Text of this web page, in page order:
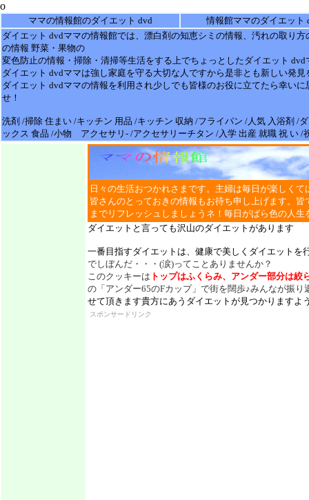
o
ママの情報館のダイエット dvd
情報館ママのダイエット
ダイエット dvdママの情報館では、漂白剤の知恵シミの情報、汚れの取り方
の情報 野菜・果物の
変色防止の情報 ・掃除・清掃等生活をする上でちょっとしたダイエット dvd
ダイエット dvdママは強し家庭を守る大切な人ですから是非とも新しい発見
ダイエット dvdママの情報を利用され少しでも皆様のお役に立てたら幸い
せ！
洗剤 /掃除 住まい /キッチン 用品 /キッチン 収納 /フライパン /人気 入浴剤 /
ックス 食品 /小物 アクセサリ- /アクセサリーチタン /入学 出産 就職 祝 い /
日々の生活おつかれさまです。主婦は毎日が楽しくて
皆さんのとっておきの情報もお待ち申し上げます。
までリフレッシュしましょうネ！毎日がばら色の人
ダイエットと言っても沢山のダイエットがあります
一番目指すダイエットは、健康で美しくダイエットを
でしぼんだ・・・(涙)ってことありませんか？
このクッキーは トップはふくらみ、アンダー部分は絞
の「アンダー65のFカップ」で街を闊歩♪みんなが振り
せて頂きます貴方にあうダイエットが見つかりますよ
スポンサードリンク